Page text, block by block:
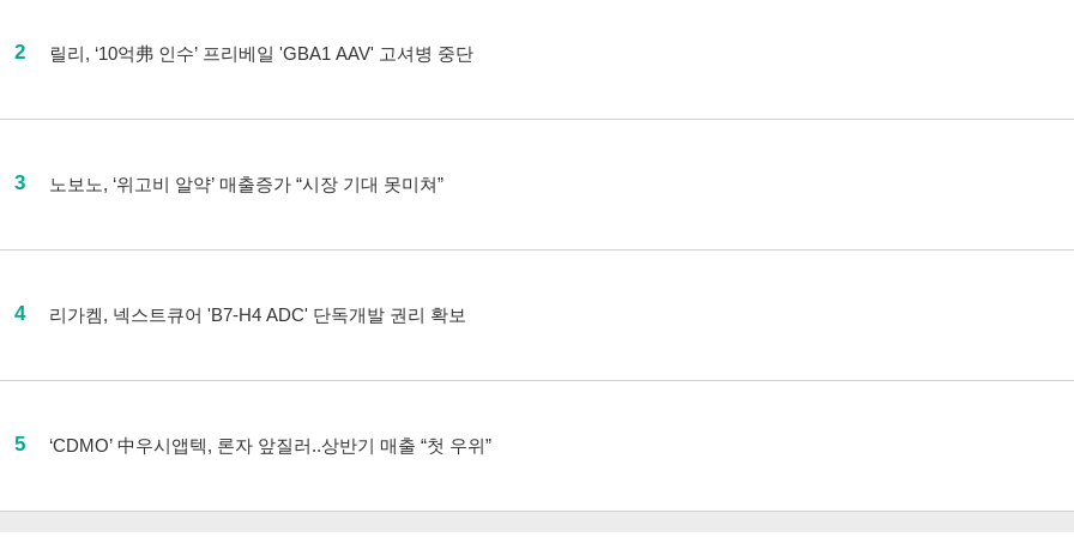
2 릴리, ‘10억弗 인수’ 프리베일 'GBA1 AAV' 고셔병 중단
3 노보노, ‘위고비 알약’ 매출증가 “시장 기대 못미쳐”
4 리가켐, 넥스트큐어 'B7-H4 ADC' 단독개발 권리 확보
5 ‘CDMO’ 中우시앱텍, 론자 앞질러..상반기 매출 “첫 우위”